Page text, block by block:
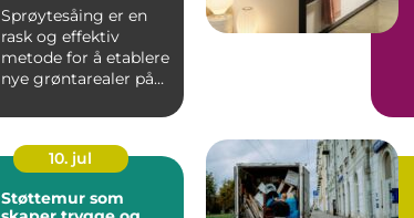
Sprøytesåing er en
rask og effektiv
metode for å etablere
nye grøntarealer på
10. jul
Støttemur som